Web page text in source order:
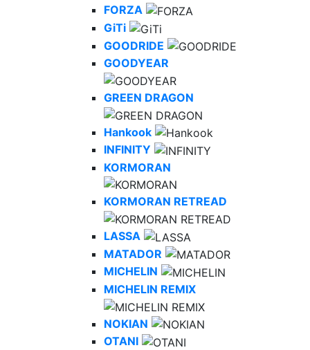
FORZA
GiTi
GOODRIDE
GOODYEAR
GREEN DRAGON
Hankook
INFINITY
KORMORAN
KORMORAN RETREAD
LASSA
MATADOR
MICHELIN
MICHELIN REMIX
NOKIAN
OTANI